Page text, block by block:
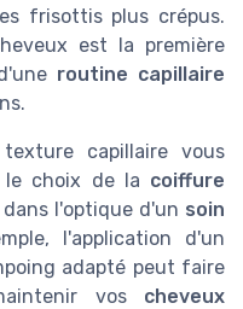
frisottis plus crépus.
est la première
routine capillaire
capillaire vous
le choix de la coiffure
l'optique d'un soin
l'application d'un
adapté peut faire
vos cheveux